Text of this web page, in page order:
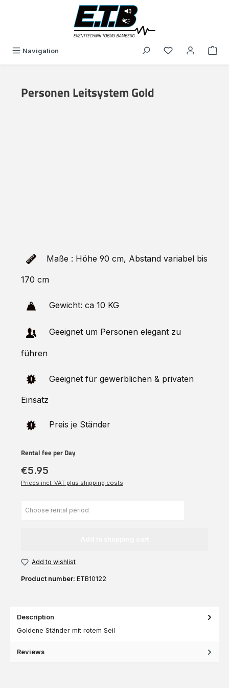
Navigation You have 0
Personen Leitsystem Gold
Maße : Höhe 90 cm, Abstand variabel bis
170 cm
Gewicht: ca 10 KG
Geeignet um Personen elegant zu
führen
Geeignet für gewerblichen & privaten
Einsatz
Preis je Ständer
Rental fee per Day
€5.95
Prices incl. VAT plus shipping costs
Add to wishlist
Product number: ETB10122
Description
Goldene Ständer mit rotem Seil
Reviews